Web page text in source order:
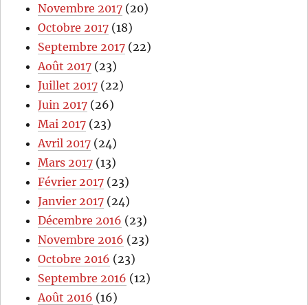
Novembre 2017 (20)
Octobre 2017 (18)
Septembre 2017 (22)
Août 2017 (23)
Juillet 2017 (22)
Juin 2017 (26)
Mai 2017 (23)
Avril 2017 (24)
Mars 2017 (13)
Février 2017 (23)
Janvier 2017 (24)
Décembre 2016 (23)
Novembre 2016 (23)
Octobre 2016 (23)
Septembre 2016 (12)
Août 2016 (16)